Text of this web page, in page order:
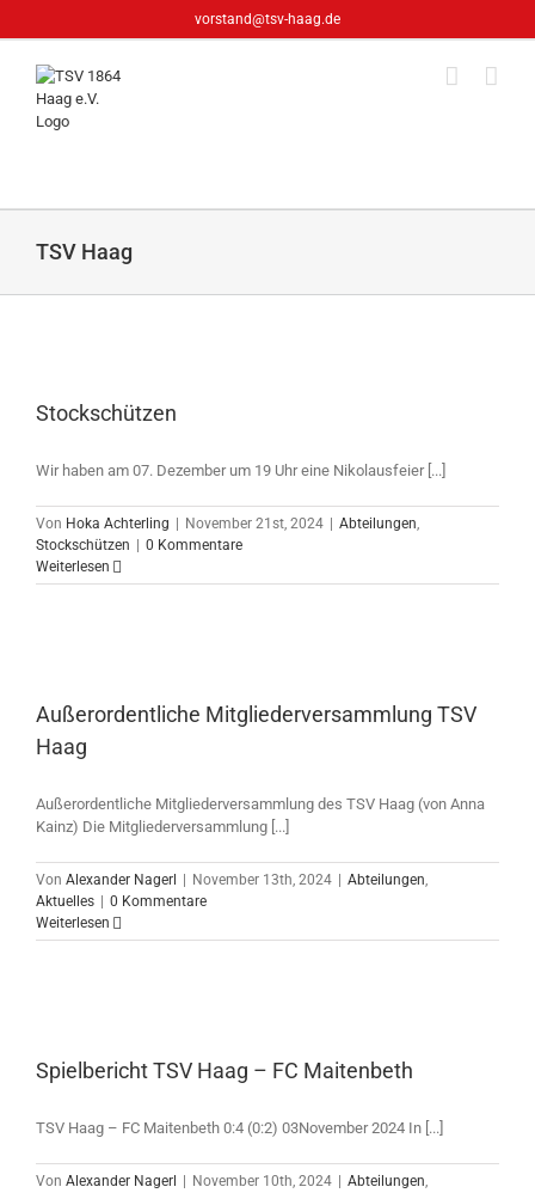
vorstand@tsv-haag.de
TSV Haag
Stockschützen
Wir haben am 07. Dezember um 19 Uhr eine Nikolausfeier [...]
Von Hoka Achterling November 21st, 2024 Abteilungen,
Stockschützen
0 Kommentare
Weiterlesen
Außerordentliche Mitgliederversammlung TSV
Haag
Außerordentliche Mitgliederversammlung des TSV Haag (von Anna
Kainz) Die Mitgliederversammlung [...]
Von Alexander Nagerl November 13th, 2024 Abteilungen,
Aktuelles
0 Kommentare
Weiterlesen
Spielbericht TSV Haag – FC Maitenbeth
TSV Haag – FC Maitenbeth 0:4 (0:2) 03November 2024 In [...]
Von Alexander Nagerl November 10th, 2024 Abteilungen,